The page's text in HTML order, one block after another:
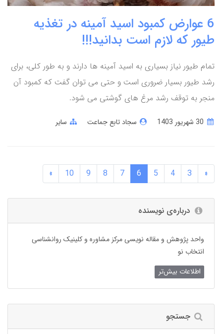
6 عوارض کمبود اسید آمینه در تغذیه
طیور که لازم است بدانید!!!
تمام طیور نیاز بسیاری به اسید آمینه ها دارند و به طور کلی، برای
رشد طیور بسیار ضروری است و حتی می توان گفت که کمبود آن
منجر به توقف رشد مرغ های گوشتی می شود.
سجاد تابع جماعت سایر
«
3
4
5
6
7
8
9
10
»
درباره‌ی نویسنده
واحد پژوهش و مقاله نویسی مرکز مشاوره و کلینیک روانشناسی
انتخاب نو
اطلاعات بیش‌تر
جستجو